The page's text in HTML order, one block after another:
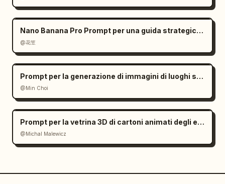
Nano Banana Pro Prompt per una guida strategica di gioco
@花笠
Prompt per la generazione di immagini di luoghi storici
@Min Choi
Prompt per la vetrina 3D di cartoni animati degli edifici più alti della città
@Michal Malewicz